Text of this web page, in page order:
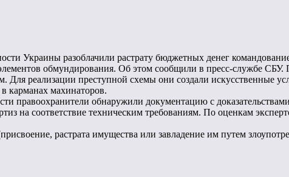
Украины разоблачили растрату бюджетных денег
обмундирования. Об этом сообщили в пресс-службе
Для реализации преступной схемы они создали искусственные
карманах махинаторов.
правоохранители обнаружили документацию с
на соответствие техническим требованиям. По оценкам
растрата имущества или завладение им путем